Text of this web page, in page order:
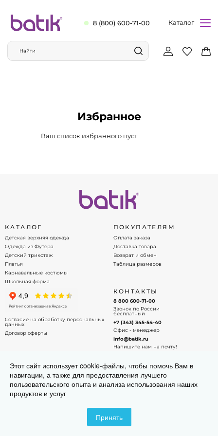
8 (800) 600-71-00 Каталог
Избранное
Ваш список избранного пуст
КАТАЛОГ
Детская верхняя одежда
Одежда из Футера
Детский трикотаж
Платья
Карнавальные костюмы
Школьная форма
ПОКУПАТЕЛЯМ
Оплата заказа
Доставка товара
Возврат и обмен
Таблица размеров
Согласие на обработку персональных
данных
Договор оферты
КОНТАКТЫ
8 800 600-71-00
Звонок по России
бесплатный
+7 (343) 345-54-40
Офис - менеджер
info@batik.ru
Напишите нам на почту!
Этот сайт использует cookie-файлы, чтобы помочь Вам в
навигации, а также для предоставления лучшего
пользовательского опыта и анализа использования наших
продуктов и услуг
Принять